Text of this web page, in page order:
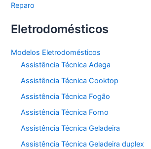
Reparo
Eletrodomésticos
Modelos Eletrodomésticos
Assistência Técnica Adega
Assistência Técnica Cooktop
Assistência Técnica Fogão
Assistência Técnica Forno
Assistência Técnica Geladeira
Assistência Técnica Geladeira duplex